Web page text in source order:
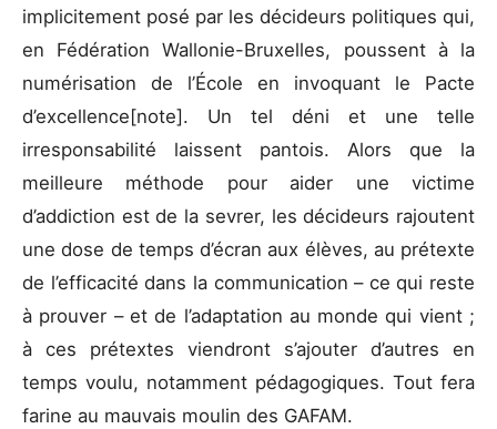
implicitement posé par les décideurs politiques qui,
en Fédération Wallonie-Bruxelles, poussent à la
numérisation de l’École en invoquant le Pacte
d’excellence[note]. Un tel déni et une telle
irresponsabilité laissent pantois. Alors que la
meilleure méthode pour aider une victime
d’addiction est de la sevrer, les décideurs rajoutent
une dose de temps d’écran aux élèves, au prétexte
de l’efficacité dans la communication – ce qui reste
à prouver – et de l’adaptation au monde qui vient ;
à ces prétextes viendront s’ajouter d’autres en
temps voulu, notamment pédagogiques. Tout fera
farine au mauvais moulin des GAFAM.